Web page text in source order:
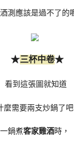
測應該是過不了的
★三杯中卷★
看到這張圖就知道
麼需要兩支炒鍋了吧
一鍋煮客家雞酒時，